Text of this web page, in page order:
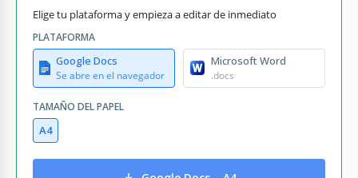
Elige tu plataforma y empieza a editar de inmediato
PLATAFORMA
Google Docs
Se abre en el navegador
Microsoft Word
.docs
TAMAÑO DEL PAPEL
A4